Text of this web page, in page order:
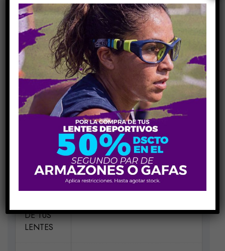
COMPARE
Share Link:
INFORMACIÓN ADICIONAL
MEDIDAS H53-V36-P16-VA140
MATERIAL Acetato-Metal
ELIGE UN
COLOR
PARA EL
DE TUS
LENTES
Cristal Beige Silver Whead
Gold, Cristal Lila Transparente
Lilac Silver, Cristal Transparente